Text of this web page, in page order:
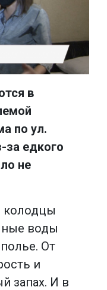
в
по ул.
за едкого
не
колодцы
воды
От
и
запах. И в